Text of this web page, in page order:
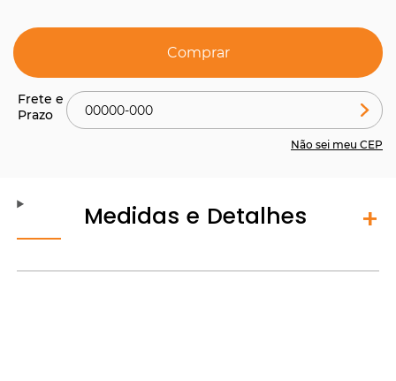
Comprar
Não sei meu CEP
Medidas e Detalhes